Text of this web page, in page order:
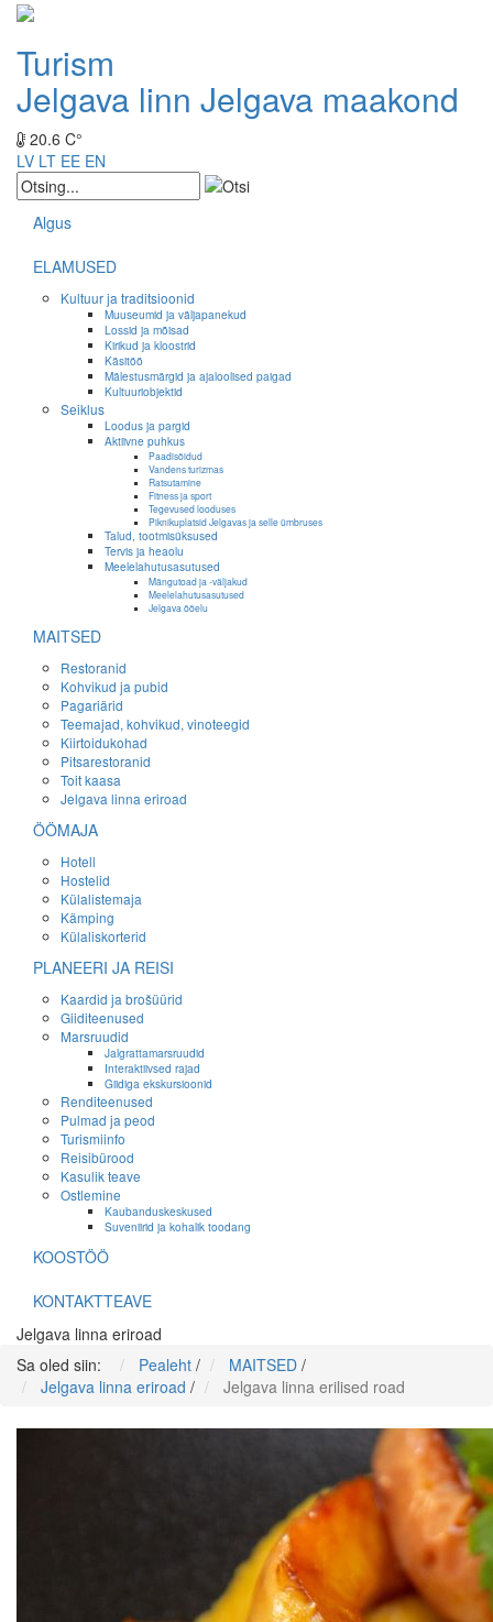
Turism
Jelgava linn Jelgava maakond
20.6 C°
LV LT EE EN
Algus
ELAMUSED
Kultuur ja traditsioonid
Muuseumid ja väljapanekud
Lossid ja mõisad
Kirikud ja kloostrid
Käsitöö
Mälestusmärgid ja ajaloolised paigad
Kultuuriobjektid
Seiklus
Loodus ja pargid
Aktiivne puhkus
Paadisõidud
Vandens turizmas
Ratsutamine
Fitness ja sport
Tegevused looduses
Piknikuplatsid Jelgavas ja selle ümbruses
Talud, tootmisüksused
Tervis ja heaolu
Meelelahutusasutused
Mängutoad ja -väljakud
Meelelahutusasutused
Jelgava ööelu
MAITSED
Restoranid
Kohvikud ja pubid
Pagariärid
Teemajad, kohvikud, vinoteegid
Kiirtoidukohad
Pitsarestoranid
Toit kaasa
Jelgava linna eriroad
ÖÖMAJA
Hotell
Hostelid
Külalistemaja
Kämping
Külaliskorterid
PLANEERI JA REISI
Kaardid ja brošüürid
Giiditeenused
Marsruudid
Jalgrattamarsruudid
Interaktiivsed rajad
Giidiga ekskursioonid
Renditeenused
Pulmad ja peod
Turismiinfo
Reisibürood
Kasulik teave
Ostlemine
Kaubanduskeskused
Suveniirid ja kohalik toodang
KOOSTÖÖ
KONTAKTTEAVE
Jelgava linna eriroad
Sa oled siin:
Pealeht / MAITSED /
Jelgava linna eriroad / Jelgava linna erilised road